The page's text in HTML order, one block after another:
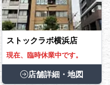
ストックラボ横浜店
現在、臨時休業中です。
店舗詳細・地図